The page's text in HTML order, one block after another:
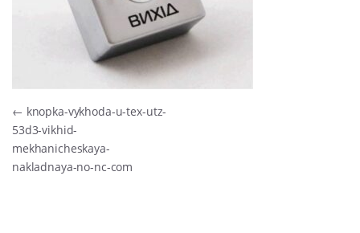
Навигация по записям
← knopka-vykhoda-u-tex-utz-
53d3-vikhid-
mekhanicheskaya-
nakladnaya-no-nc-com